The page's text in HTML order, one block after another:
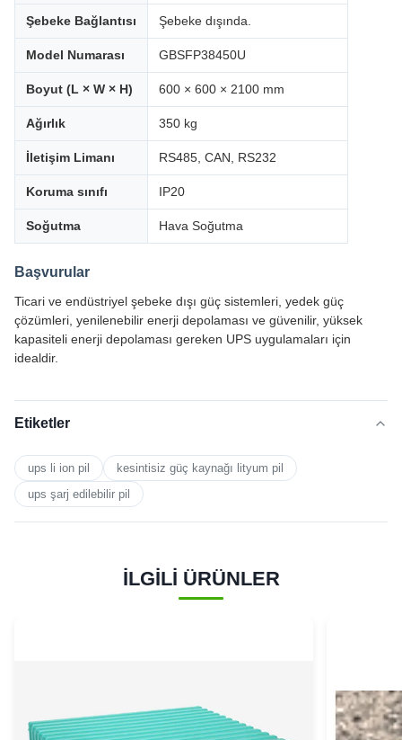
Şebeke Bağlantısı Şebeke dışında.
Model Numarası GBSFP38450U
Boyut (L × W × H) 600 × 600 × 2100 mm
Ağırlık 350 kg
İletişim Limanı RS485, CAN, RS232
Koruma sınıfı IP20
Soğutma Hava Soğutma
Başvurular
Ticari ve endüstriyel şebeke dışı güç sistemleri, yedek güç
çözümleri, yenilenebilir enerji depolaması ve güvenilir, yüksek
kapasiteli enerji depolaması gereken UPS uygulamaları için
idealdir.
Etiketler
ups li ion pil
kesintisiz güç kaynağı lityum pil
ups şarj edilebilir pil
İLGİLİ ÜRÜNLER